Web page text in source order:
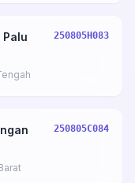
250805H083
250805C084